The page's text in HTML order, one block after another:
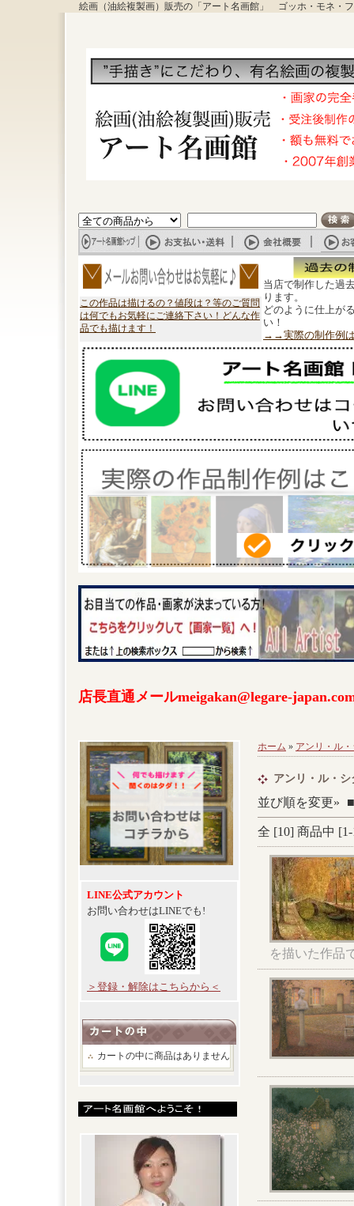
絵画（油絵複製画）販売の「アート名画館」 ゴッホ・モネ・
この作品は描けるの？値段は？等のご質問
は何でもお気軽にご連絡下さい！どんな作
品でも描けます！
当店で制作した過
ります。
どのように仕上が
い！
→→実際の制作例
店長直通メールmeigakan@legare-
LINE公式アカウント
お問い合わせはLINEでも!
＞登録・解除はこちらから＜
カートの中に商品はありません
ホーム » アンリ・ル
アンリ・ル・シ
並び順を変更» ■
全 [10] 商品中 [1-
を描いた作品